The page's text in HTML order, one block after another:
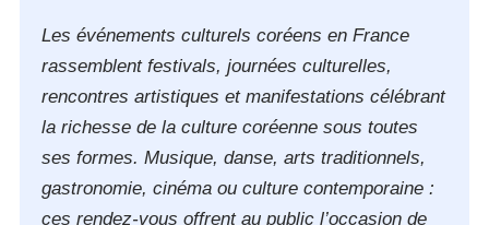
Les événements culturels coréens en France
rassemblent festivals, journées culturelles,
rencontres artistiques et manifestations célébrant
la richesse de la culture coréenne sous toutes
ses formes. Musique, danse, arts traditionnels,
gastronomie, cinéma ou culture contemporaine :
ces rendez-vous offrent au public l’occasion de